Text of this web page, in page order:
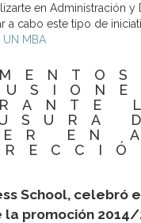
en Administración
a cabo este tipo de
UN MBA
EN
School, celebró
la promoción 2014/